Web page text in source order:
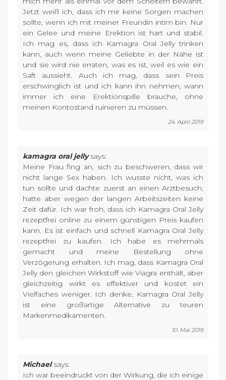
Jetzt weiß ich, dass ich mir keine Sorgen machen
sollte, wenn ich mit meiner Freundin intim bin. Nur
ein Gelee und meine Erektion ist hart und stabil.
Ich mag es, dass ich Kamagra Oral Jelly trinken
kann, auch wenn meine Geliebte in der Nähe ist
und sie wird nie erraten, was es ist, weil es wie ein
Saft aussieht. Auch ich mag, dass sein Preis
erschwinglich ist und ich kann ihn nehmen, wann
immer ich eine Erektionspille brauche, ohne
meinen Kontostand ruinieren zu müssen.
24. April 2019
kamagra oral jelly says:
Meine Frau fing an, sich zu beschweren, dass wir
nicht lange Sex haben. Ich wusste nicht, was ich
tun sollte und dachte zuerst an einen Arztbesuch,
hatte aber wegen der langen Arbeitszeiten keine
Zeit dafür. Ich war froh, dass ich Kamagra Oral Jelly
rezeptfrei online zu einem günstigen Preis kaufen
kann. Es ist einfach und schnell Kamagra Oral Jelly
rezeptfrei zu kaufen. Ich habe es mehrmals
gemacht und meine Bestellung ohne
Verzögerung erhalten. Ich mag, dass Kamagra Oral
Jelly den gleichen Wirkstoff wie Viagra enthält, aber
gleichzeitig wirkt es effektiver und kostet ein
Vielfaches weniger. Ich denke, Kamagra Oral Jelly
ist eine großartige Alternative zu teuren
Markenmedikamenten.
10. Mai 2019
Michael says:
Ich war beeindruckt von der Wirkung, die ich einige